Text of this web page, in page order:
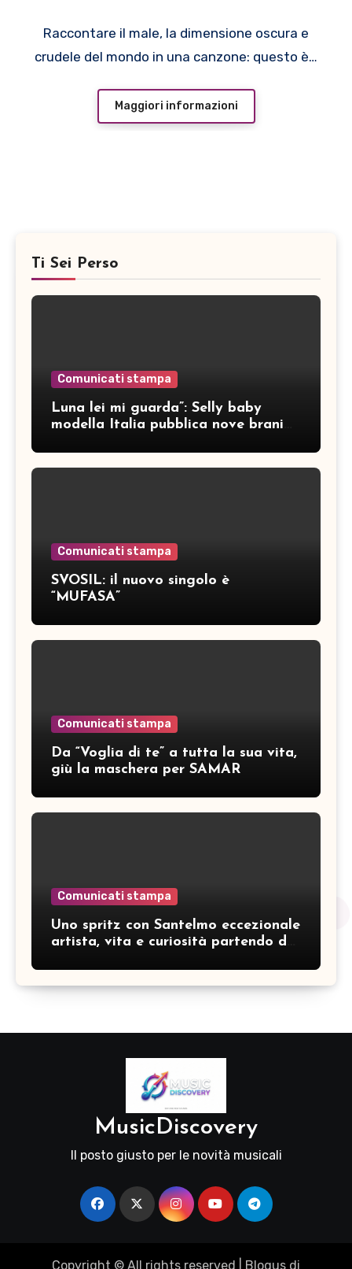
LE COSCIENZE PER
Raccontare il male, la dimensione oscura e
crudele del mondo in una canzone: questo è…
Maggiori informazioni
Ti Sei Perso
Comunicati stampa
Luna lei mi guarda”: Selly baby
modella Italia pubblica nove brani
Comunicati stampa
SVOSIL: il nuovo singolo è
“MUFASA”
Comunicati stampa
Da “Voglia di te” a tutta la sua vita,
giù la maschera per SAMAR
Comunicati stampa
Uno spritz con Santelmo eccezionale
artista, vita e curiosità partendo da
MusicDiscovery
Il posto giusto per le novità musicali
Copyright © All rights reserved Blogus di